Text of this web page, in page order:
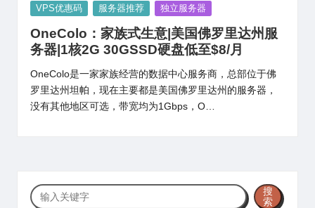
Posted
VPS优惠码 服务器推荐 独立服务器
OneColo：家族式生意|美国佛罗里达州服
务器|1核2G 30GSSD硬盘低至$8/月
OneColo是一家家族经营的数据中心服务商，总部位于佛
罗里达州坦帕，现在主要都是美国佛罗里达州的服务器，
没有其他地区可选，带宽均为1Gbps，O…
搜
索
搜
索